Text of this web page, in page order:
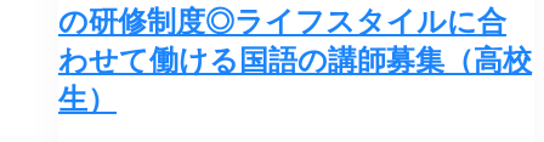
の研修制度◎ライフスタイルに合
わせて働ける国語の講師募集（高校
生）